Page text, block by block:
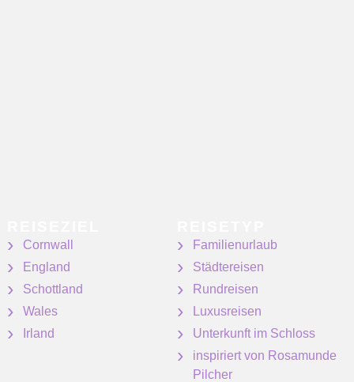
Cornwall
England
Schottland
Wales
Irland
Familienurlaub
Städtereisen
Rundreisen
Luxusreisen
Unterkunft im Schloss
inspiriert von Rosamunde
Pilcher